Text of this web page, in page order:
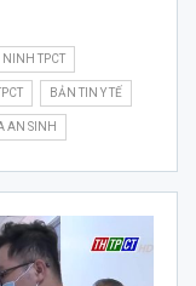
TPCT
BẢN TIN Y TẾ
AN SINH